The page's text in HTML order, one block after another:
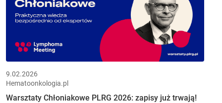
9.02.2026
Hematoonkologia.pl
Warsztaty Chłoniakowe PLRG 2026: zapisy już trwają!